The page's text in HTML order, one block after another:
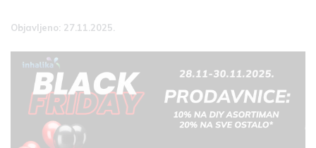
Objavljeno: 27.11.2025.